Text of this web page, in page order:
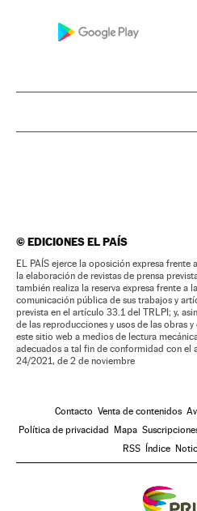
©EDICIONES EL PAÍS
EL PAÍS ejerce la oposición expresa frente
la elaboración de revistas de prensa
también realiza la reserva expresa frente a
comunicación pública de sus trabajos y
prevista en el artículo 33.1 del TRLPI; y,
de las reproducciones y usos de las obras
este sitio web a medios de lectura
adecuados a tal fin de conformidad con el
24/2021, de 2 de noviembre
Contacto Venta de contenidos
Política de privacidad
Mapa
RSS
Índice